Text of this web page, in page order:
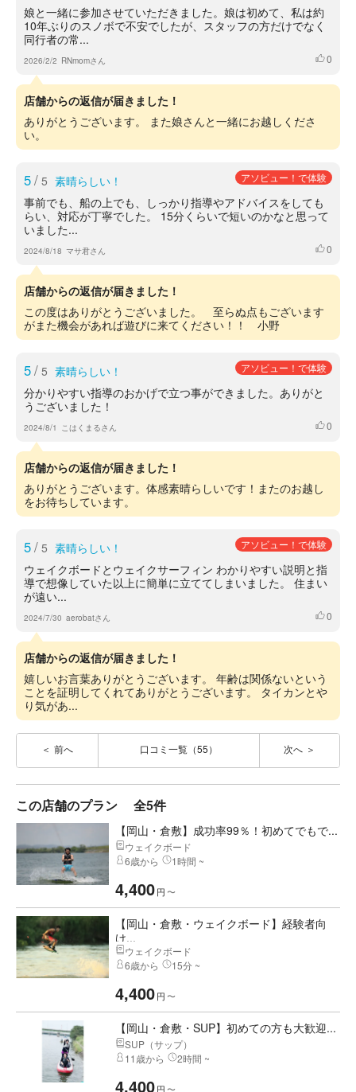
娘と一緒に参加させていただきました。娘は初めて、私は約
10年ぶりのスノボで不安でしたが、スタッフの方だけでなく
同行者の常...
2026/2/2 RNmomさん いいね
0
店舗からの返信が届きました！
ありがとうございます。 また娘さんと一緒にお越しくださ
い。
5/ 5 素晴らしい！ アソビュー！で体験
事前でも、船の上でも、しっかり指導やアドバイスをしても
らい、対応が丁寧でした。 15分くらいで短いのかなと思って
いました...
2024/8/18 マサ君さん いいね
0
店舗からの返信が届きました！
この度はありがとうございました。 至らぬ点もございます
がまた機会があれば遊びに来てください！！ 小野
5/ 5 素晴らしい！ アソビュー！で体験
分かりやすい指導のおかげで立つ事ができました。ありがと
うございました！
2024/8/1 こはくまるさん いいね
0
店舗からの返信が届きました！
ありがとうございます。体感素晴らしいです！またのお越し
をお待ちしています。
5/ 5 素晴らしい！ アソビュー！で体験
ウェイクボードとウェイクサーフィン わかりやすい説明と指
導で想像していた以上に簡単に立ててしまいました。 住まい
が遠い...
2024/7/30 aerobatさん いいね
0
店舗からの返信が届きました！
嬉しいお言葉ありがとうございます。 年齢は関係ないという
ことを証明してくれてありがとうございます。 タイカンとや
り気があ...
前へ 口コミ一覧（55） 次へ
この店舗のプラン 全5件
【岡山・倉敷】成功率99％！初めてでもで...
ウェイクボード
6歳から
1時間 ~
4,400円 〜
【岡山・倉敷・ウェイクボード】経験者向
け...
ウェイクボード
6歳から
15分 ~
4,400円 〜
【岡山・倉敷・SUP】初めての方も大歓迎...
SUP（サップ）
11歳から
2時間 ~
4,400円 〜